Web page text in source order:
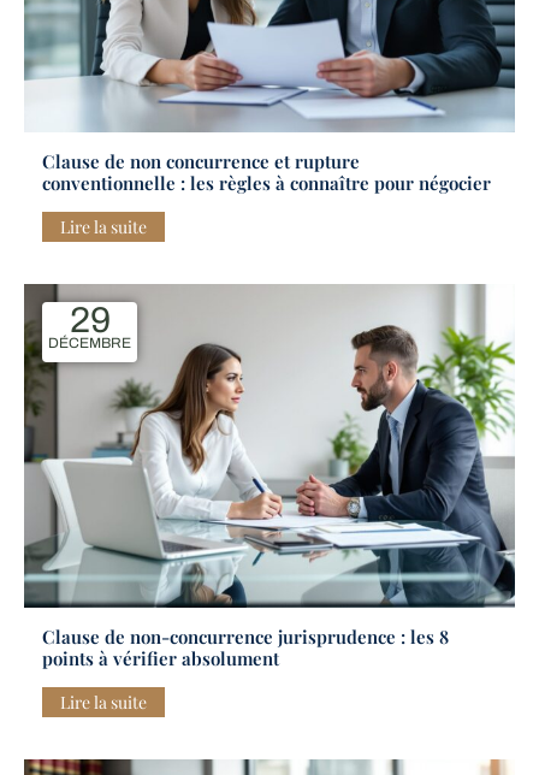
Clause de non concurrence et rupture
conventionnelle : les règles à connaître pour négocier
Lire la suite
29
DÉCEMBRE
Clause de non-concurrence jurisprudence : les 8
points à vérifier absolument
Lire la suite